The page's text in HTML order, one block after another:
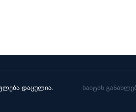
საიტის
დაცულია.